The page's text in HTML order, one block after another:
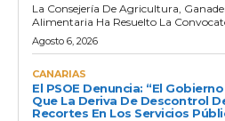
La Consejería De Agricultura,
Alimentaria Ha Resuelto La
Agosto 6, 2026
CANARIAS
El PSOE Denuncia: “El
Que La Deriva De Descontrol
Recortes En Los Servicios